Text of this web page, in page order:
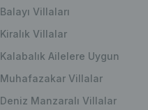
Balayı Villaları
Kiralık Villalar
Kalabalık Ailelere Uygun
Muhafazakar Villalar
Deniz Manzaralı Villalar